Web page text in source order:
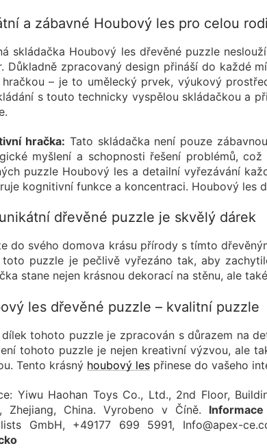
a zábavné Houbový les pro celou
skládačka Houbový les dřevěné puzzle
Důkladně zpracovaný design přináší do každé
– je to umělecký prvek, výukový
s touto technicky vyspělou skládačkou a
hračka: Tato skládačka není pouze
myšlení a schopnosti řešení problémů,
puzzle Houbový les a detailní vyřezávání
kognitivní funkce a koncentraci. Houbový les
dřevěné puzzle je skvělý dárek
do svého domova krásu přírody s tímto
toto puzzle je pečlivě vyřezáno tak, aby
stane nejen krásnou dekorací na stěnu, ale
les dřevěné puzzle – kvalitní puzzle
dílek tohoto puzzle je zpracován s důrazem na
tohoto puzzle je nejen kreativní výzvou, ale
Tento krásný houbový les přinese do vašeho
Yiwu Haohan Toys Co., Ltd., 2nd Floor,
Zhejiang, China. Vyrobeno v Číně.
GmbH, +49177 699 5991, Info@apex-